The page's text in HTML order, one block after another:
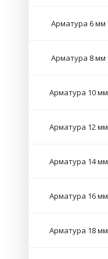
Арматура 6 мм
Арматура 8 мм
Арматура 10 мм
Арматура 12 мм
Арматура 14 мм
Арматура 16 мм
Арматура 18 мм